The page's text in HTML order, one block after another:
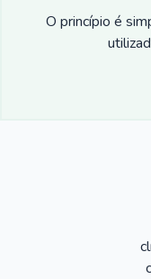
O princípio é